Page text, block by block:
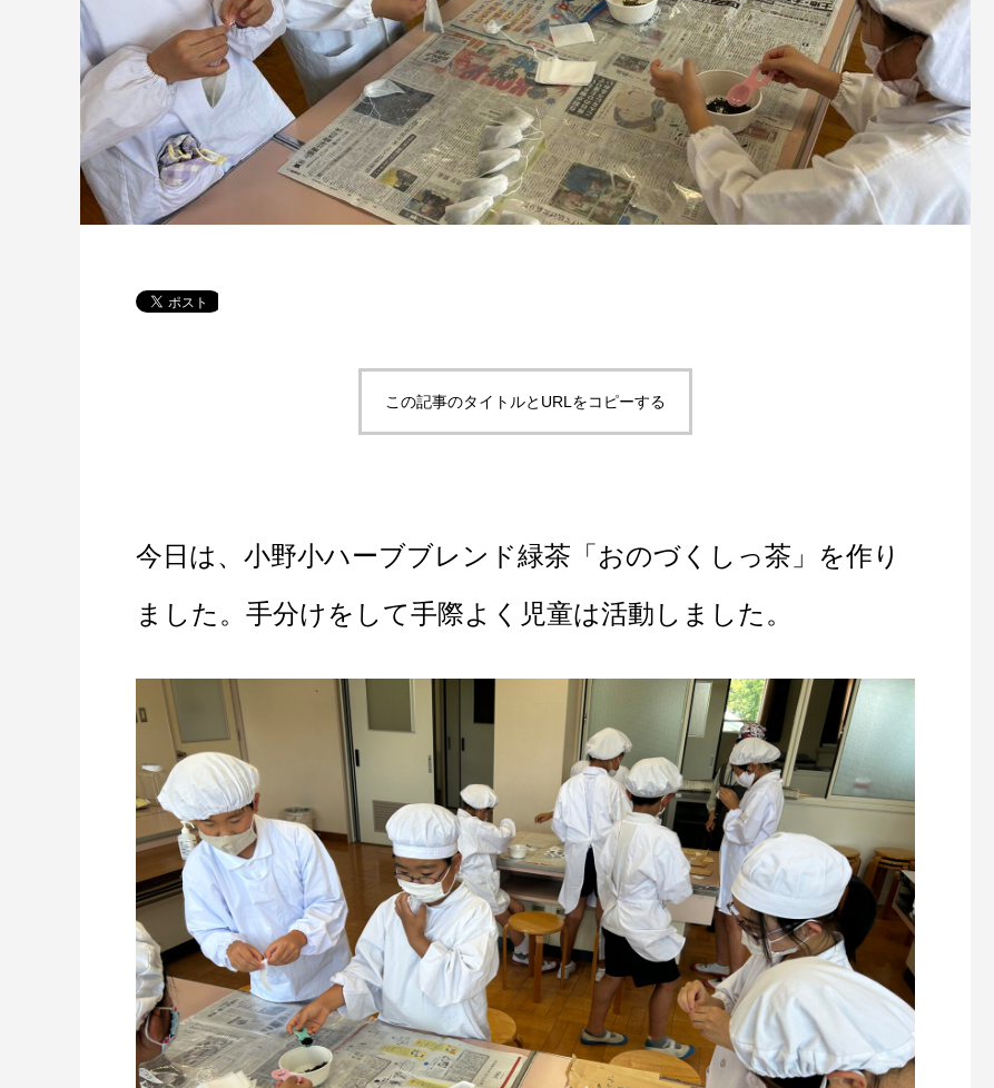
この記事のタイトルとURLをコピーする
今日は、小野小ハーブブレンド緑茶「おのづくしっ茶」を作り
ました。手分けをして手際よく児童は活動しました。